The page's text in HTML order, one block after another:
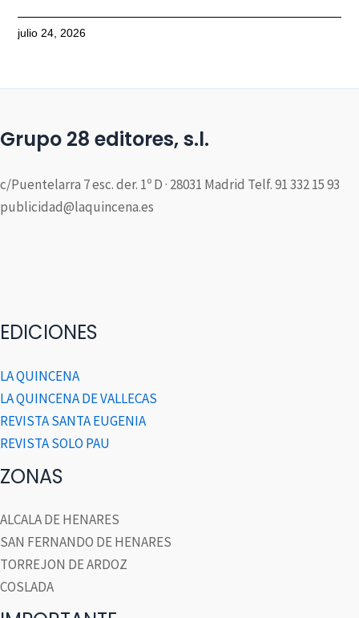
julio 24, 2026
Grupo 28 editores, s.l.
c/Puentelarra 7 esc. der. 1º D · 28031 Madrid Telf. 91 332 15 93
publicidad@laquincena.es
EDICIONES
LA QUINCENA
LA QUINCENA DE VALLECAS
REVISTA SANTA EUGENIA
REVISTA SOLO PAU
ZONAS
ALCALA DE HENARES
SAN FERNANDO DE HENARES
TORREJON DE ARDOZ
COSLADA